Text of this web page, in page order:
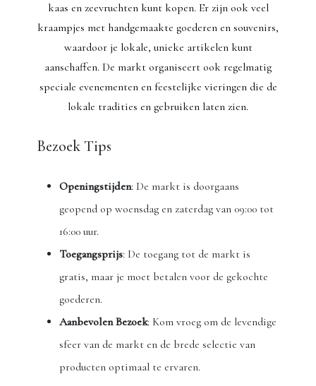
kaas en zeevruchten kunt kopen. Er zijn ook veel
kraampjes met handgemaakte goederen en souvenirs,
waardoor je lokale, unieke artikelen kunt
aanschaffen. De markt organiseert ook regelmatig
speciale evenementen en feestelijke vieringen die de
lokale tradities en gebruiken laten zien.
Bezoek Tips
Openingstijden: De markt is doorgaans
geopend op woensdag en zaterdag van 09:00 tot
16:00 uur.
Toegangsprijs: De toegang tot de markt is
gratis, maar je moet betalen voor de gekochte
goederen.
Aanbevolen Bezoek: Kom vroeg om de levendige
sfeer van de markt en de brede selectie van
producten optimaal te ervaren.